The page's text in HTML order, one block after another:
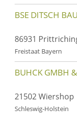
BSE DITSCH
86931
Freistaat Bayern
BUHCK GMBH
21502 Wiershop
Schleswig-Holstein